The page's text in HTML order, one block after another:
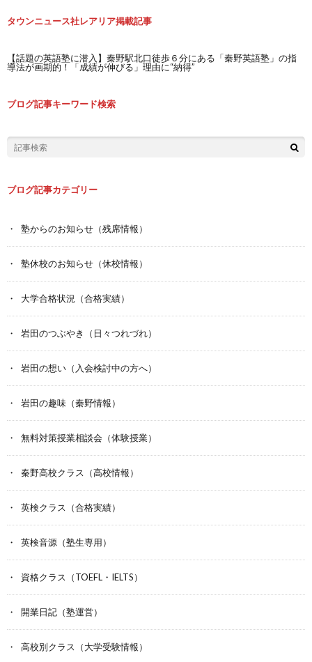
タウンニュース社レアリア掲載記事
【話題の英語塾に潜入】秦野駅北口徒歩６分にある「秦野英語塾」の指
導法が画期的！「成績が伸びる」理由に“納得”
ブログ記事キーワード検索
ブログ記事カテゴリー
塾からのお知らせ（残席情報）
塾休校のお知らせ（休校情報）
大学合格状況（合格実績）
岩田のつぶやき（日々つれづれ）
岩田の想い（入会検討中の方へ）
岩田の趣味（秦野情報）
無料対策授業相談会（体験授業）
秦野高校クラス（高校情報）
英検クラス（合格実績）
英検音源（塾生専用）
資格クラス（TOEFL・IELTS）
開業日記（塾運営）
高校別クラス（大学受験情報）